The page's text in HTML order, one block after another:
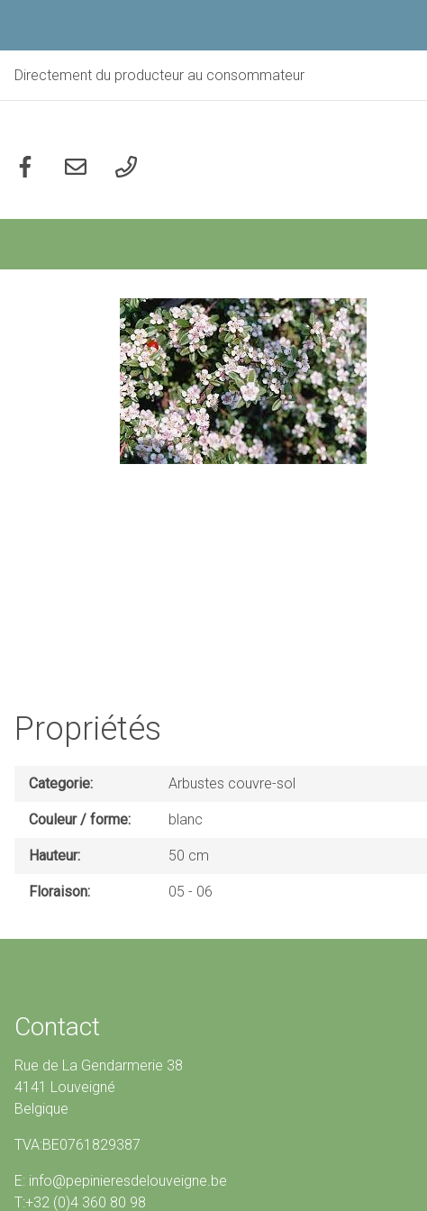
contenu
principal
Directement du producteur au consommateur
Propriétés
Categorie Arbustes couvre-sol
Couleur / forme blanc
Hauteur 50 cm
Floraison 05 06
Contact
Rue de La Gendarmerie 38
4141 Louveigné
Belgique
TVA:BE0761829387
E: info@pepinieresdelouveigne.be
T:+32 (0)4 360 80 98